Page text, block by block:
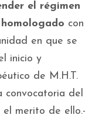
el régimen
con
en que se
inicio y
de M.H.T.
convocatoria del
el merito de ello.-